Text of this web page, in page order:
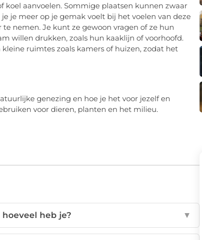
aanvoelen. Sommige plaatsen kunnen zwaar
je meer op je gemak voelt bij het voelen van deze
nemen. Je kunt ze gewoon vragen of ze hun
willen drukken, zoals hun kaaklijn of voorhoofd.
ruimtes zoals kamers of huizen, zodat het
genezing en hoe je het voor jezelf en
voor dieren, planten en het milieu.
heb je? ▼